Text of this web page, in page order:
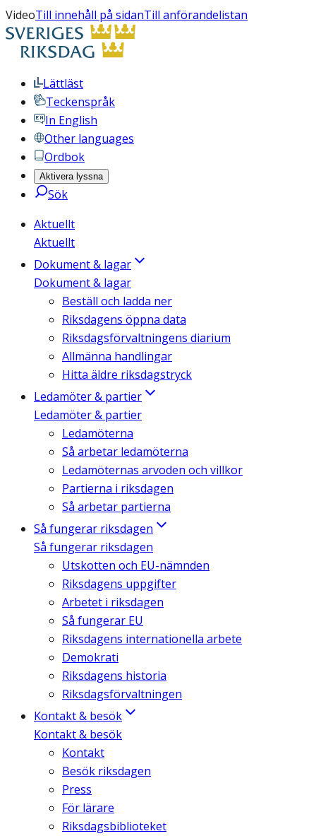
VideoTill innehåll på sidanTill anförandelistan
Lättläst
Teckenspråk
In English
Other languages
Ordbok
Aktivera lyssna
Sök
Aktuellt
Aktuellt
Dokument & lagar
Dokument & lagar
Beställ och ladda ner
Riksdagens öppna data
Riksdagsförvaltningens diarium
Allmänna handlingar
Hitta äldre riksdagstryck
Ledamöter & partier
Ledamöter & partier
Ledamöterna
Så arbetar ledamöterna
Ledamöternas arvoden och villkor
Partierna i riksdagen
Så arbetar partierna
Så fungerar riksdagen
Så fungerar riksdagen
Utskotten och EU-nämnden
Riksdagens uppgifter
Arbetet i riksdagen
Så fungerar EU
Riksdagens internationella arbete
Demokrati
Riksdagens historia
Riksdagsförvaltningen
Kontakt & besök
Kontakt & besök
Kontakt
Besök riksdagen
Press
För lärare
Riksdagsbiblioteket